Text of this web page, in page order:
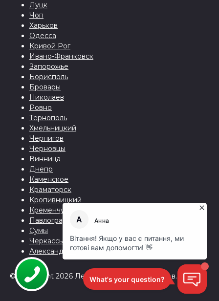
Луцк
Чоп
Харьков
Одесса
Кривой Рог
Ивано-Франковск
Запорожье
Борисполь
Бровары
Николаев
Ровно
Тернополь
Хмельницкий
Чернигов
Черновцы
Винница
Днепр
Каменское
Краматорск
Кропивницкий
Кременчуг
Павлоград
Сумы
Черкассы
Александрия
© Copyright 2026 Лев, Агентство переводов.